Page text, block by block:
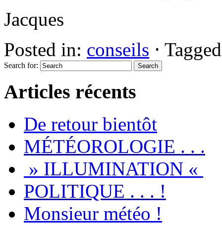
Jacques
Posted in: conseils ⋅
Search for:
Articles récents
De retour bientôt
MÉTÉOROLOGIE . . .
» ILLUMINATION «
POLITIQUE . . . !
Monsieur météo !